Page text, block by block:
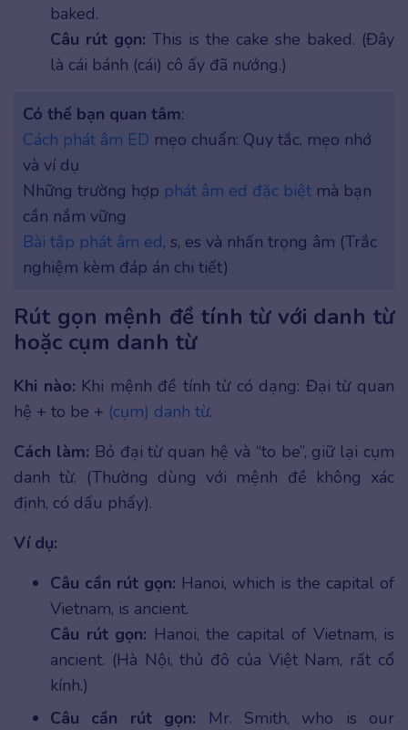
baked.
Câu rút gọn: This is the cake she baked. (Đây
là cái bánh (cái) cô ấy đã nướng.)
Có thể bạn quan tâm:
Cách phát âm ED mẹo chuẩn: Quy tắc, mẹo nhớ
và ví dụ
Những trường hợp phát âm ed đặc biệt mà bạn
cần nắm vững
Bài tập phát âm ed, s, es và nhấn trọng âm (Trắc
nghiệm kèm đáp án chi tiết)
Rút gọn mệnh đề tính từ với danh từ
hoặc cụm danh từ
Khi nào: Khi mệnh đề tính từ có dạng: Đại từ quan
hệ + to be + (cụm) danh từ.
Cách làm: Bỏ đại từ quan hệ và “to be”, giữ lại cụm
danh từ. (Thường dùng với mệnh đề không xác
định, có dấu phẩy).
Ví dụ:
Câu cần rút gọn: Hanoi, which is the capital of
Vietnam, is ancient.
Câu rút gọn: Hanoi, the capital of Vietnam, is
ancient. (Hà Nội, thủ đô của Việt Nam, rất cổ
kính.)
Câu cần rút gọn:
Mr. Smith, who is our